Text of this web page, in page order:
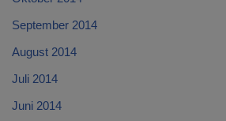
September 2014
August 2014
Juli 2014
Juni 2014